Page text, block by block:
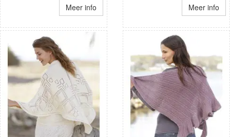
Meer info Meer info